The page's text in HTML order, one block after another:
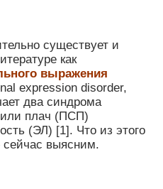
существует и
как
выражения
expression disorder,
два синдрома
плач (ПСП)
(ЭЛ) [1]. Что из этого
выясним.